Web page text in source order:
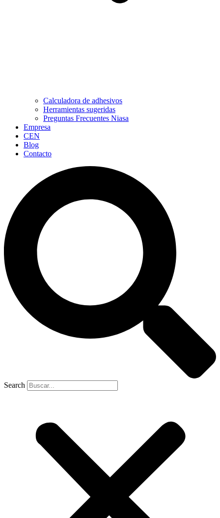
Calculadora de adhesivos
Herramientas sugeridas
Preguntas Frecuentes Niasa
Empresa
CEN
Blog
Contacto
Search